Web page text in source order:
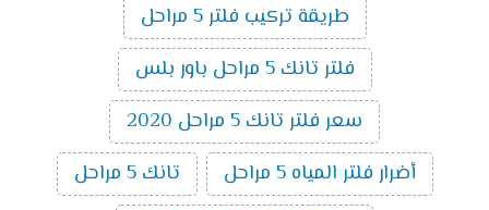
طريقة تركيب فلتر 5 مراحل
فلتر تانك 5 مراحل باور بلس
سعر فلتر تانك 5 مراحل 2020
أضرار فلتر المياه 5 مراحل
تانك 5 مراحل